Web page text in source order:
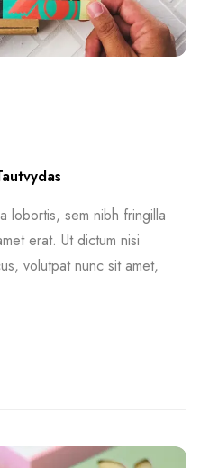
lobortis, sem nibh fringilla
erat. Ut dictum nisi
volutpat nunc sit amet,